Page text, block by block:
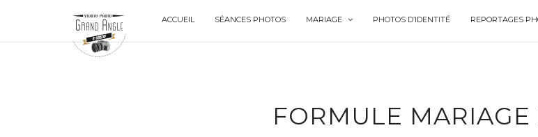
ACCUEIL SÉANCES PHOTOS MARIAGE PHOTOS D’IDENTITÉ REPORTAGES
FORMULE